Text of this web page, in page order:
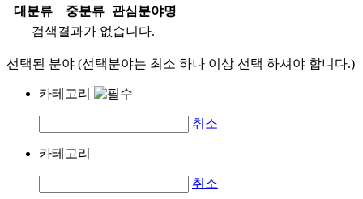
대분류
중분류
관심분야명
검색결과가 없습니다.
선택된 분야 (선택분야는 최소 하나 이상 선택 하셔야 합니다.)
카테고리
취소
카테고리
취소